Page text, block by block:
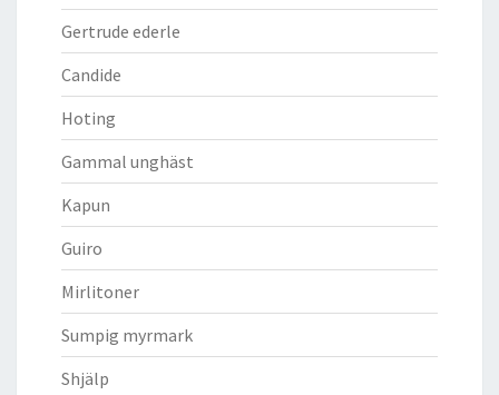
Gertrude ederle
Candide
Hoting
Gammal unghäst
Kapun
Guiro
Mirlitoner
Sumpig myrmark
Shjälp